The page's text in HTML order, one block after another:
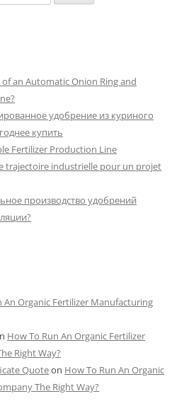
an Automatic Onion Ring and
удобрение из куриного
купить
Fertilizer Production Line
trajectoire industrielle pour un projet
производство удобрений
An Organic Fertilizer Manufacturing
How To Run An Organic Fertilizer
Right Way?
Quoteon How To Run An Organic
The Right Way?